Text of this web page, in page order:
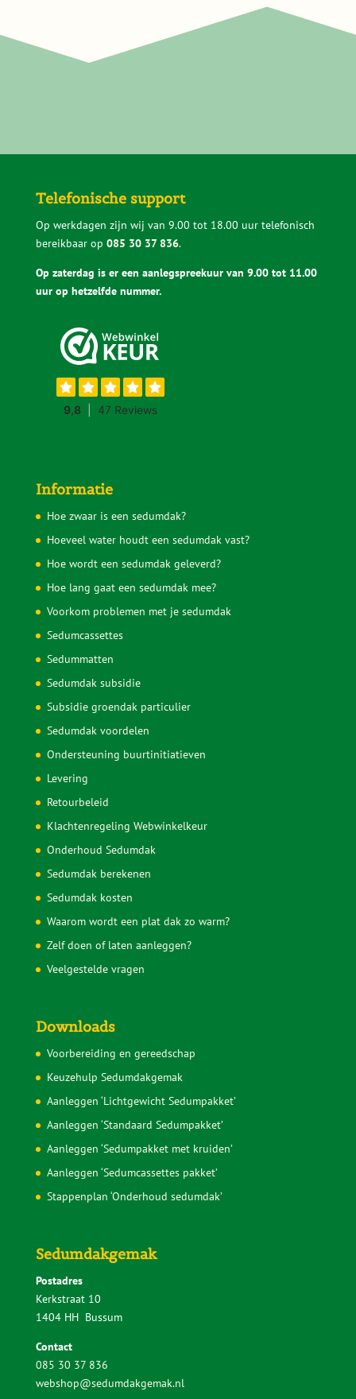
Telefonische support
Op werkdagen zijn wij van 9.00 tot 18.00 uur telefonisch
bereikbaar op 085 30 37 836.
Op zaterdag is er een aanlegspreekuur van 9.00 tot 11.00
uur op hetzelfde nummer.
Informatie
Hoe zwaar is een sedumdak?
Hoeveel water houdt een sedumdak vast?
Hoe wordt een sedumdak geleverd?
Hoe lang gaat een sedumdak mee?
Voorkom problemen met je sedumdak
Sedumcassettes
Sedummatten
Sedumdak subsidie
Subsidie groendak particulier
Sedumdak voordelen
Ondersteuning buurtinitiatieven
Levering
Retourbeleid
Klachtenregeling Webwinkelkeur
Onderhoud Sedumdak
Sedumdak berekenen
Sedumdak kosten
Waarom wordt een plat dak zo warm?
Zelf doen of laten aanleggen?
Veelgestelde vragen
Downloads
Voorbereiding en gereedschap
Keuzehulp Sedumdakgemak
Aanleggen ‘Lichtgewicht Sedumpakket’
Aanleggen ‘Standaard Sedumpakket’
Aanleggen ‘Sedumpakket met kruiden’
Aanleggen ‘Sedumcassettes pakket’
Stappenplan ‘Onderhoud sedumdak’
Sedumdakgemak
Postadres
Kerkstraat 10
1404 HH Bussum
Contact
085 30 37 836
webshop@sedumdakgemak.nl